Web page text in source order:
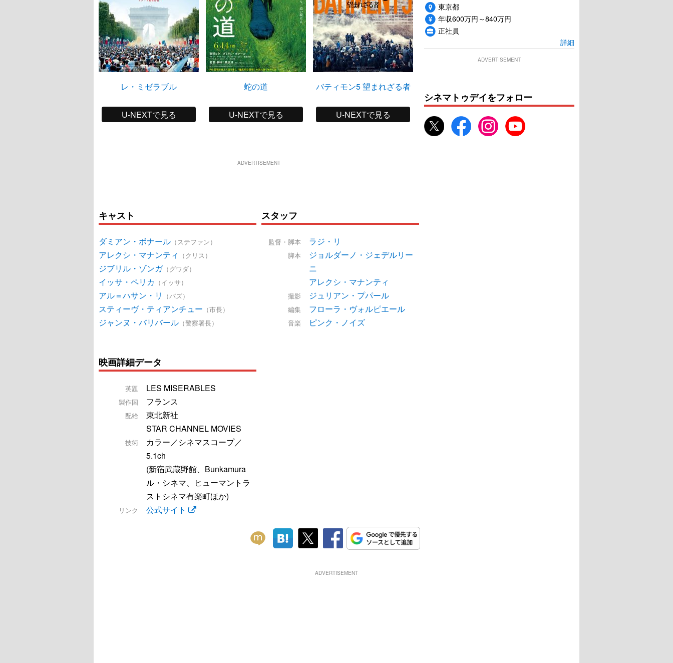
レ・ミゼラブル
U-NEXTで見る
蛇の道
U-NEXTで見る
バティモン5 望まれざる者
U-NEXTで見る
ド
U-NEXTで見る
ADVERTISEMENT
キャスト
ダミアン・ボナール （ステファン）
アレクシ・マナンティ （クリス）
ジブリル・ゾンガ（グワダ）
イッサ・ペリカ （イッサ）
アル＝ハサン・リ （バズ）
スティーヴ・ティアンチュー （市長）
ジャンヌ・バリバール （警察署長）
スタッフ
監督・脚本 ラジ・リ
脚本
ジョルダーノ・ジェデルリー
ニ
アレクシ・マナンティ
撮影 ジュリアン・プパール
編集 フローラ・ヴォルピエール
音楽 ピンク・ノイズ
映画詳細データ
英題 LES MISERABLES
製作国 フランス
配給
東北新社
STAR CHANNEL MOVIES
技術
カラー／シネマスコープ／
5.1ch
(新宿武蔵野館、Bunkamura
ル・シネマ、ヒューマントラ
ストシネマ有楽町ほか)
リンク 公式サイト
東京都
年収600万円～840万円
正社員
詳細
ADVERTISEMENT
シネマトゥデイをフォロー
ADVERTISEMENT